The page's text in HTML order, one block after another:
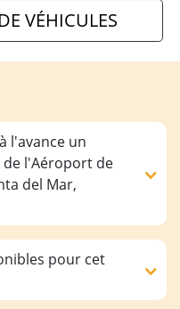
VÉHICULES
l'avance un
l'Aéroport de
del Mar,
pour cet